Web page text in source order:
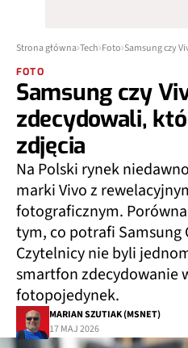
Strona główna Tech Foto
FOTO
Samsung czy
zdecydowali,
zdjęcia
Na Polski rynek
marki Vivo z
fotograficznym.
tym, co potrafi Samsung
Czytelnicy nie byli
smartfon zdecydowanie
fotopojedynek.
MARIAN SZUTIAK (MSNET)
17 MAJ 2026